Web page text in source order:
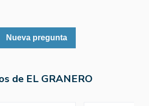
Nueva pregunta
de EL GRANERO